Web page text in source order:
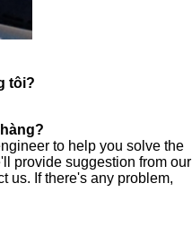
tôi?
to help you solve the
provide suggestion from our
us. If there's any problem,